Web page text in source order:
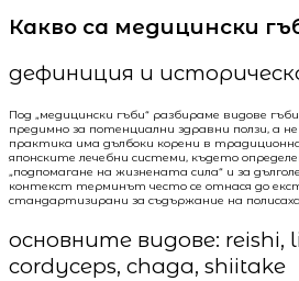
Какво са медицински
дефиниция и
Под „медицински гъби“ разбираме видове
предимно за потенциални здравни ползи, а не
практика има дълбоки корени в
японските лечебни системи, където
„подпомагане на жизнената сила“ и за
контекст терминът често се отнася до
стандартизирани за съдържание на
основните видове: reishi,
cordyceps, chaga, shiitake